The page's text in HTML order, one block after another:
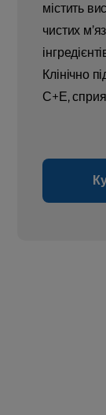
містить
чистих
Клінічно
С+Е,